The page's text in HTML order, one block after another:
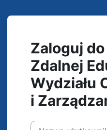
Zaloguj
Zdalnej
Wydziału
i
Nazwa użytkownika